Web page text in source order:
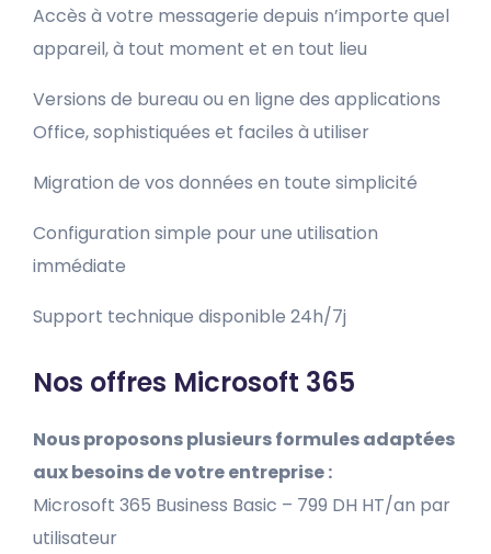
Accès à votre messagerie depuis n’importe quel
appareil, à tout moment et en tout lieu
Versions de bureau ou en ligne des applications
Office, sophistiquées et faciles à utiliser
Migration de vos données en toute simplicité
Configuration simple pour une utilisation
immédiate
Support technique disponible 24h/7j
Nos offres Microsoft 365
Nous proposons plusieurs formules adaptées
aux besoins de votre entreprise :
Microsoft 365 Business Basic – 799 DH HT/an par
utilisateur